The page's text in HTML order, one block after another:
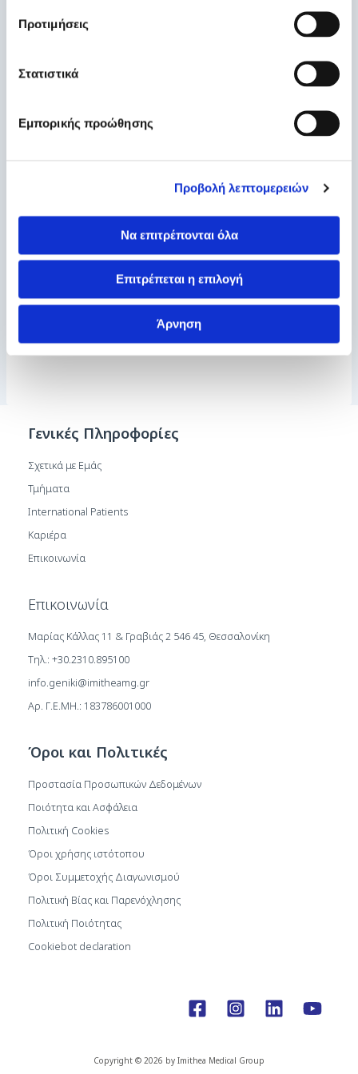
Προτιμήσεις
Στατιστικά
Εμπορικής προώθησης
Προβολή λεπτομερειών
Να επιτρέπονται όλα
Επιτρέπεται η επιλογή
Άρνηση
Η Αντένδειξη για Ακτινοθεραπεία στον μαστό ( RT).
Το Ιστορικό προηγούμενης Ακτινοθεραπείας στον
Γ. Η Προτίμηση του ασθενούς.
Πηγή: (The American Society of Breast Surgeons )
Γενικές Πληροφορίες
Σχετικά με Εμάς
Τμήματα
International Patients
Καριέρα
Επικοινωνία
Επικοινωνία
Μαρίας Κάλλας 11 & Γραβιάς 2 546 45, Θεσσαλονίκη
Τηλ.: +30.2310.895100
info.geniki@imitheamg.gr
Αρ. Γ.Ε.ΜΗ.: 183786001000
Όροι και Πολιτικές
Προστασία Προσωπικών Δεδομένων
Ποιότητα και Ασφάλεια
Πολιτική Cookies
Όροι χρήσης ιστότοπου
Όροι Συμμετοχής Διαγωνισμού
Πολιτική Βίας και Παρενόχλησης
Πολιτική Ποιότητας
Cookiebot declaration
Copyright © 2026 by Imithea Medical Group